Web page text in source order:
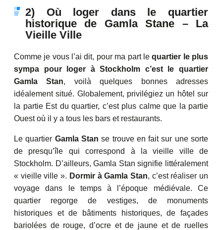
2) Où loger dans le quartier
historique de Gamla Stane – La
Vieille Ville
Comme je vous l’ai dit, pour ma part lequartier le plus
sympa pour loger à Stockholm c’est le quartier
Gamla Stan, voilà quelques bonnes adresses
idéalement situé. Globalement, privilégiez un hôtel sur
la partie Est du quartier, c’est plus calme que la partie
Ouest où il y a tous les bars et restaurants.
Le quartier Gamla Stan se trouve en fait sur une sorte
de presqu’île qui correspond à la vieille ville de
Stockholm. D’ailleurs, Gamla Stan signifie littéralement
« vieille ville ». Dormir à Gamla Stan, c’est réaliser un
voyage dans le temps à l’époque médiévale. Ce
quartier regorge de vestiges, de monuments
historiques et de bâtiments historiques, de façades
bariolées de rouge, d’ocre et de jaune et de ruelles